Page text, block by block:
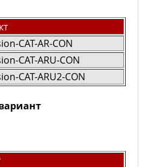
CAT-AR-CON
CAT-ARU-CON
CAT-ARU2-CON